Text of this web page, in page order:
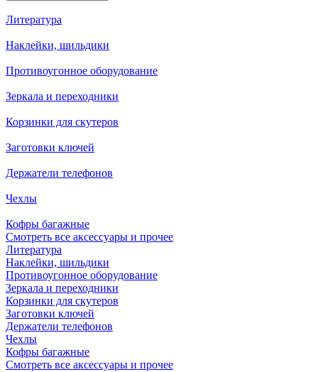
Литература
Наклейки, шильдики
Противоугонное оборудование
Зеркала и переходники
Корзинки для скутеров
Заготовки ключей
Держатели телефонов
Чехлы
Кофры багажные
Смотреть все аксессуары и прочее
Литература
Наклейки, шильдики
Противоугонное оборудование
Зеркала и переходники
Корзинки для скутеров
Заготовки ключей
Держатели телефонов
Чехлы
Кофры багажные
Смотреть все аксессуары и прочее